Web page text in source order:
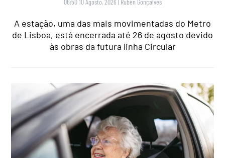
A estação, uma das mais movimentadas do Metro
de Lisboa, está encerrada até 26 de agosto devido
às obras da futura linha Circular